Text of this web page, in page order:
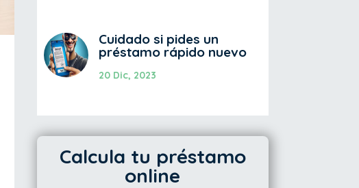
Cuidado si pides un
préstamo rápido nuevo
20 Dic, 2023
Calcula tu préstamo
online